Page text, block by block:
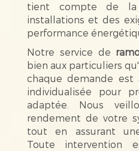
tient compte de la
installations et des
performance
Notre service de
bien aux particuliers
chaque demande est
individualisée pour
adaptée. Nous
rendement de votre
tout en assurant
Toute intervention